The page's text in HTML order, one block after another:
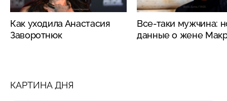
Как уходила Анастасия
Заворотнюк
Все-таки мужчина:
данные о жене
КАРТИНА ДНЯ